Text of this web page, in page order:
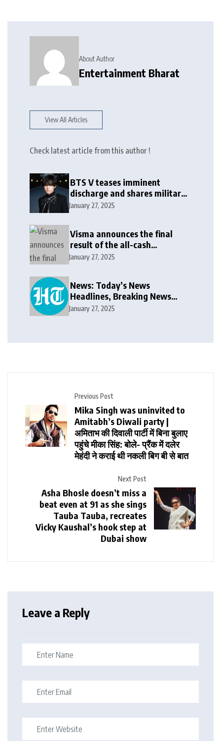
About Author
Entertainment Bharat
View All Articles
Check latest article from this author !
BTS V teases imminent
discharge and shares military
update in new message: ‘It
January 27, 2025
Visma announces the final
result of the all-cash
voluntary recommended
January 27, 2025
News: Today’s News
Headlines, Breaking News
India, World News and Cricket
January 27, 2025
Previous Post
Mika Singh was uninvited to
Amitabh’s Diwali party |
अमिताभ की दिवाली पार्टी में बिना बुलाए
पहुंचे मीका सिंह: बोले- प्रैंक में दलेर
मेहंदी ने कराई थी नकली बिग बी से बात
Next Post
Asha Bhosle doesn’t miss a
beat even at 91 as she sings
Tauba Tauba, recreates
Vicky Kaushal’s hook step at
Dubai show
Leave a Reply